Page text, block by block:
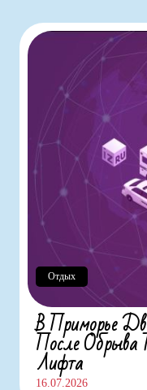
В Приморье
После Обрыва
Лифта
16.07.2026
Отдых